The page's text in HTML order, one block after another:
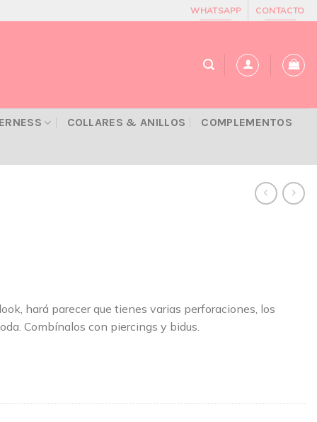
WHATSAPP CONTACTO
COLLARES & ANILLOS COMPLEMENTOS
hará parecer que tienes varias perforaciones, los
Combínalos con piercings y bidus.